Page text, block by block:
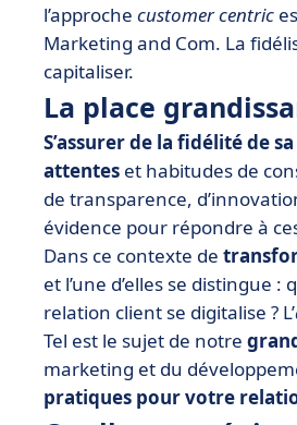
l’approche customer centric
Marketing and Com. La
capitaliser.
La place
S’assurer de la fidélité de
attentes et habitudes de
de transparence,
évidence pour répondre à
Dans ce contexte de
et l’une d’elles se distingue
relation client se digitalise ? L’
Tel est le sujet de notre
marketing et du
pratiques pour votre